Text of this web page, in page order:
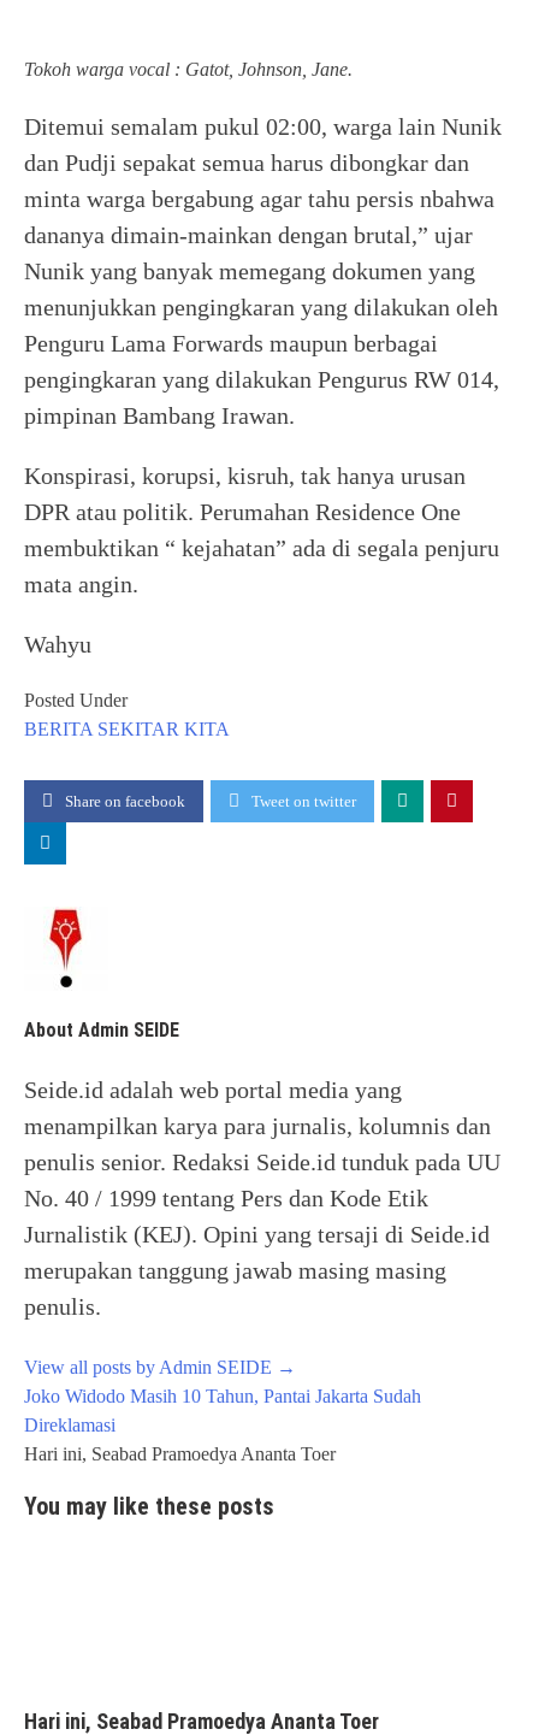
Tokoh warga vocal : Gatot, Johnson, Jane.
Ditemui semalam pukul 02:00, warga lain Nunik
dan Pudji sepakat semua harus dibongkar dan
minta warga bergabung agar tahu persis nbahwa
dananya dimain-mainkan dengan brutal,” ujar
Nunik yang banyak memegang dokumen yang
menunjukkan pengingkaran yang dilakukan oleh
Penguru Lama Forwards maupun berbagai
pengingkaran yang dilakukan Pengurus RW 014,
pimpinan Bambang Irawan.
Konspirasi, korupsi, kisruh, tak hanya urusan
DPR atau politik. Perumahan Residence One
membuktikan “ kejahatan” ada di segala penjuru
mata angin.
Wahyu
Posted Under
BERITA SEKITAR KITA
Share on facebook Tweet on twitter
About Admin SEIDE
Seide.id adalah web portal media yang
menampilkan karya para jurnalis, kolumnis dan
penulis senior. Redaksi Seide.id tunduk pada UU
No. 40 / 1999 tentang Pers dan Kode Etik
Jurnalistik (KEJ). Opini yang tersaji di Seide.id
merupakan tanggung jawab masing masing
penulis.
View all posts by Admin SEIDE →
Post
navigation
Joko Widodo Masih 10 Tahun, Pantai Jakarta Sudah
Direklamasi
Hari ini, Seabad Pramoedya Ananta Toer
You may like these posts
Hari ini, Seabad Pramoedya Ananta Toer